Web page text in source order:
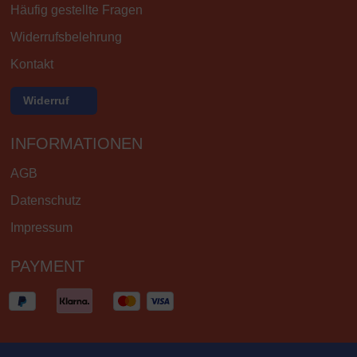
Häufig gestellte Fragen
Widerrufsbelehrung
Kontakt
Widerruf
INFORMATIONEN
AGB
Datenschutz
Impressum
PAYMENT